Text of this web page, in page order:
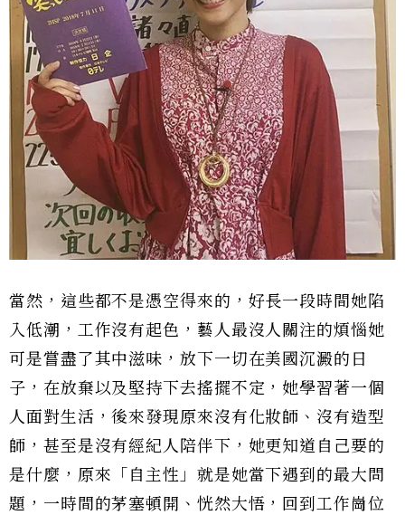
當然，這些都不是憑空得來的，好長一段時間她陷
入低潮，工作沒有起色，藝人最沒人關注的煩惱她
可是嘗盡了其中滋味，放下一切在美國沉澱的日
子，在放棄以及堅持下去搖擺不定，她學習著一個
人面對生活，後來發現原來沒有化妝師、沒有造型
師，甚至是沒有經紀人陪伴下，她更知道自己要的
是什麼，原來「自主性」就是她當下遇到的最大問
題，一時間的茅塞頓開、恍然大悟，回到工作崗位